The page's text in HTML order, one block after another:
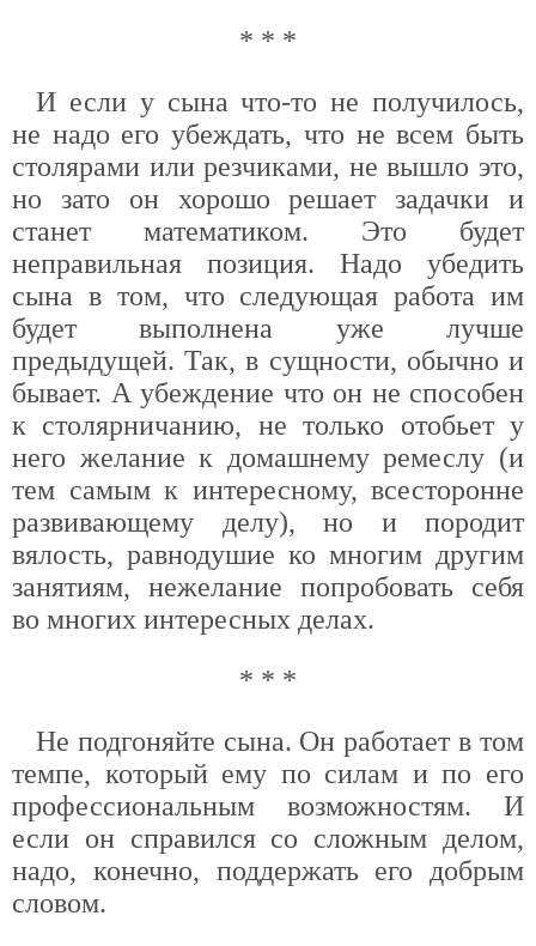
* * *
И если у сына что-то не получилось,
не надо его убеждать, что не всем быть
столярами или резчиками, не вышло это,
но зато он хорошо решает задачки и
станет математиком. Это будет
неправильная позиция. Надо убедить
сына в том, что следующая работа им
будет выполнена уже лучше
предыдущей. Так, в сущности, обычно и
бывает. А убеждение что он не способен
к столярничанию, не только отобьет у
него желание к домашнему ремеслу (и
тем самым к интересному, всесторонне
развивающему делу), но и породит
вялость, равнодушие ко многим другим
занятиям, нежелание попробовать себя
во многих интересных делах.
* * *
Не подгоняйте сына. Он работает в том
темпе, который ему по силам и по его
профессиональным возможностям. И
если он справился со сложным делом,
надо, конечно, поддержать его добрым
словом.